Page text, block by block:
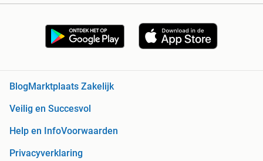
Blog Marktplaats Zakelijk
Veilig en Succesvol
Help en InfoVoorwaarden
Privacyverklaring